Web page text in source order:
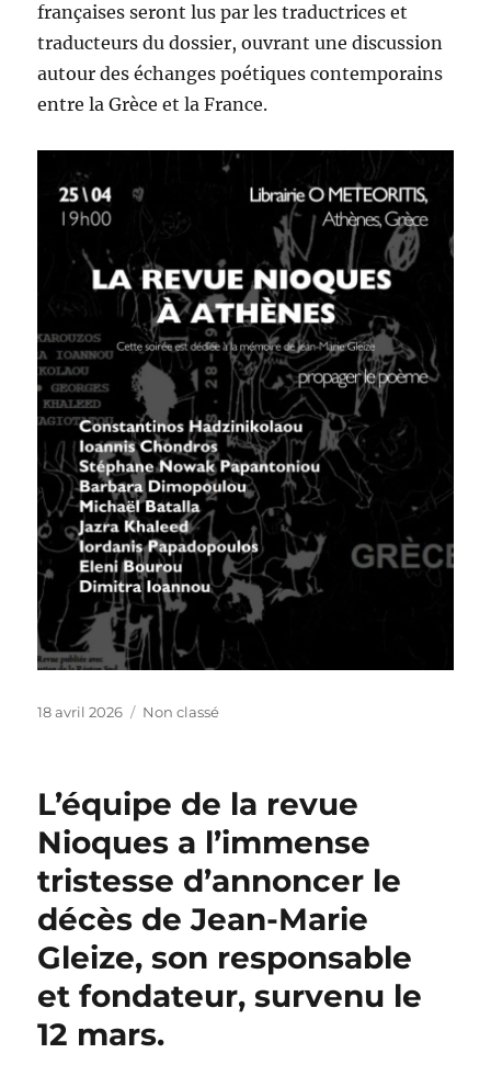
françaises seront lus par les traductrices et
traducteurs du dossier, ouvrant une discussion
autour des échanges poétiques contemporains
entre la Grèce et la France.
Publié
18 avril 2026 Catégories
Non classé
L’équipe de la revue
Nioques a l’immense
tristesse d’annoncer le
décès de Jean-Marie
Gleize, son responsable
et fondateur, survenu le
12 mars.